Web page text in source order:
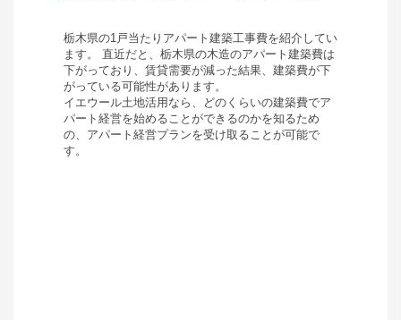
栃木県の1戸当たりアパート建築工事費を紹介してい
ます。 直近だと、 栃木県の木造のアパート建築費は
下がっており、 賃貸需要が減った結果、建築費が下
がっている可能性があります。
イエウール土地活用なら、どのくらいの建築費でア
パート経営を始めることができるのかを知るため
の、 アパート経営プランを受け取ることが可能で
す。